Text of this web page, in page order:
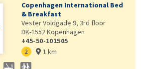
Copenhagen International Bed
& Breakfast
Vester Voldgade 9, 3rd floor
DK-1552Kopenhagen
+45-50-101505
2  1 km